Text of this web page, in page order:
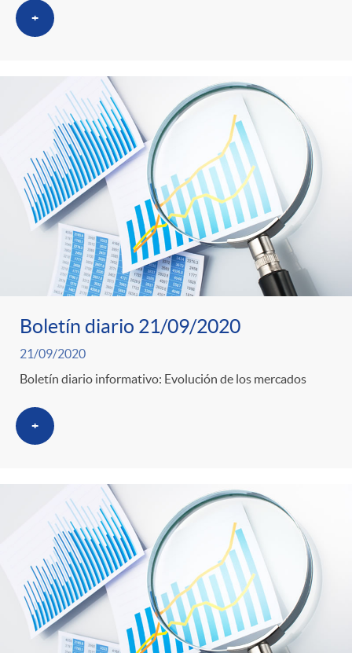
+
Boletín diario 21/09/2020
21/09/2020
Boletín diario informativo: Evolución de los mercados
+